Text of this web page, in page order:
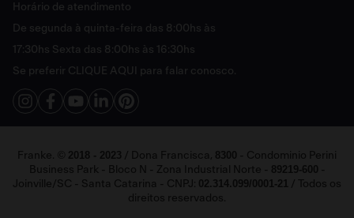
Cashback
Catálogo Digital Franke 2025 - 2026
Política de Entrega
Política de Pagamento
FAQ
Vendas Corporativas
Fale Conosco
Horário de atendimento
De segunda à quinta-feira das 8:00hs às
17:30hs Sexta das 8:00hs às 16:30hs
Se preferir CLIQUE AQUI para falar conosco.
Franke. © 2018 - 2023 / Dona Francisca, 8300 - Condominio Perini
Business Park - Bloco N - Zona Industrial Norte - 89219-600 -
Joinville/SC - Santa Catarina - CNPJ: 02.314.099/0001-21 / Todos os
direitos reservados.